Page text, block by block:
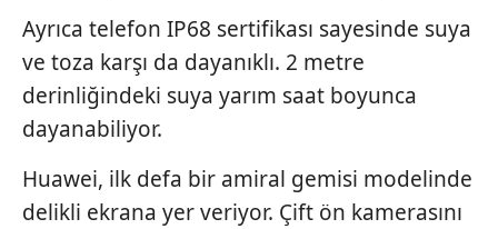
Ayrıca telefon IP68 sertifikası sayesinde suya
ve toza karşı da dayanıklı. 2 metre
derinliğindeki suya yarım saat boyunca
dayanabiliyor.
Huawei, ilk defa bir amiral gemisi modelinde
delikli ekrana yer veriyor. Çift ön kamerasını